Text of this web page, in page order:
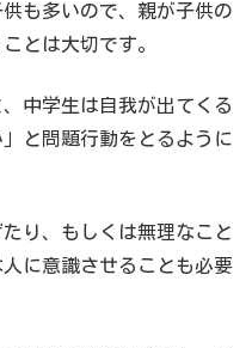
も多いので、親が子供の
とは大切です。
中学生は自我が出てくる
と問題行動をとるように
り、もしくは無理なこと
に意識させることも必要